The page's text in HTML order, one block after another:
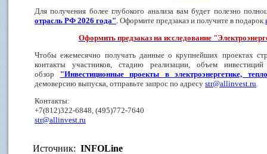
Для получения более глубокого анализа вам будет полезно
отрасль РФ 2026 года". Оформите предзаказ и получите в подарок
Оформить предзаказ на исследование
Чтобы ежемесячно получать данные о крупнейших проектах
контакты участников, стадию реализации, объем
обзор "Инвестиционные проекты в электроэнергетике,
демоверсию выпуска, отправьте запрос по адресу str@allinvest.ru.
Контакты:
+7(812)322-6848, (495)772-7640
str@allinvest.ru
Источник: INFOLine